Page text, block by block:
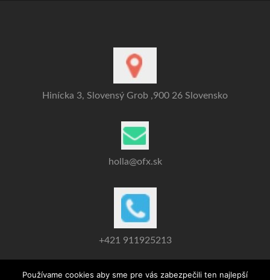
Hinícka 3, Slovensý Grob ,900 26 Slovensko
holla@ofx.sk
+421 911925213
Používame cookies aby sme pre vás zabezpečili ten najlepší